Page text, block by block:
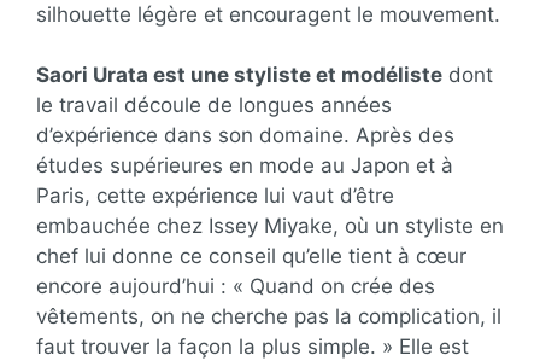
silhouette légère et encouragent le mouvement.
Saori Urata est une styliste et modéliste dont
le travail découle de longues années
d’expérience dans son domaine. Après des
études supérieures en mode au Japon et à
Paris, cette expérience lui vaut d’être
embauchée chez Issey Miyake, où un styliste en
chef lui donne ce conseil qu’elle tient à cœur
encore aujourd’hui : « Quand on crée des
vêtements, on ne cherche pas la complication, il
faut trouver la façon la plus simple. » Elle est